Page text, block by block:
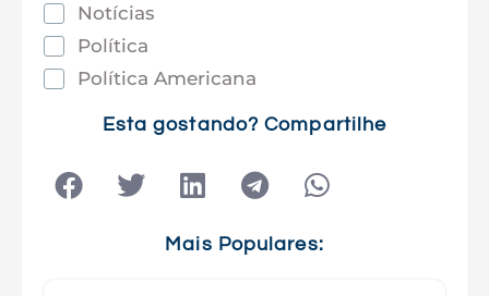
Notícias
Política
Política Americana
Tecnologia
Esta gostando? Compartilhe
Mais Populares: